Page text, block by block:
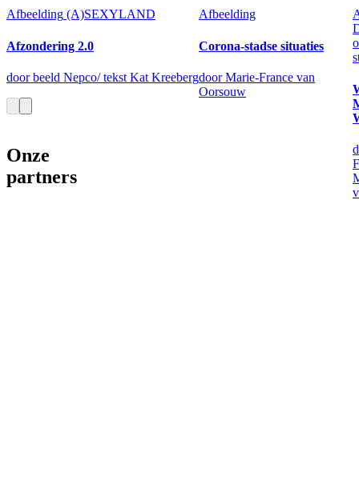
Afbeelding (A)SEXYLAND
Afzondering 2.0
door beeld Nepco/ tekst Kat Kreeberg
Afbeelding
Corona-stadse situaties
door Marie-France van
Oorsouw
Onze
partners